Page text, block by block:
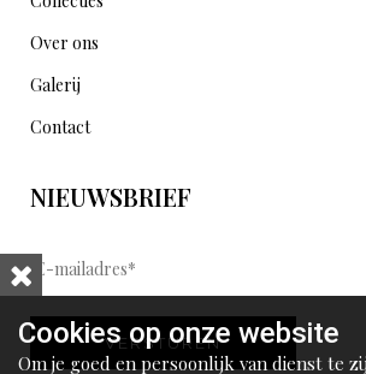
Over ons
Galerij
Contact
NIEUWSBRIEF
E
-
m
a
VERSTUREN
Cookies op onze website
Om je goed en persoonlijk van dienst te